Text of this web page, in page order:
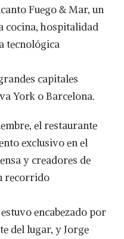
Fuego & Mar, un
cocina, hospitalidad
tecnológica
capitales
York o Barcelona.
el restaurante
exclusivo en el
y creadores de
recorrido
encabezado por
del lugar, y Jorge